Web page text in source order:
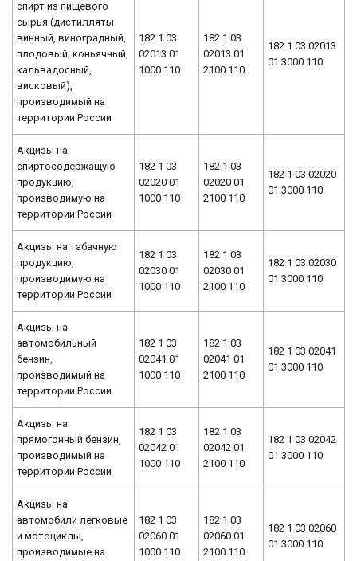
спирт из пищевого
сырья (дистилляты
винный, виноградный,
плодовый, коньячный,
кальвадосный,
висковый),
производимый на
территории России
182 1 03
02013 01
1000 110
182 1 03
02013 01
2100 110
182 1 03 02013
01 3000 110
Акцизы на
спиртосодержащую
продукцию,
производимую на
территории России
182 1 03
02020 01
1000 110
182 1 03
02020 01
2100 110
182 1 03 02020
01 3000 110
Акцизы на табачную
продукцию,
производимую на
территории России
182 1 03
02030 01
1000 110
182 1 03
02030 01
2100 110
182 1 03 02030
01 3000 110
Акцизы на
автомобильный
бензин,
производимый на
территории России
182 1 03
02041 01
1000 110
182 1 03
02041 01
2100 110
182 1 03 02041
01 3000 110
Акцизы на
прямогонный бензин,
производимый на
территории России
182 1 03
02042 01
1000 110
182 1 03
02042 01
2100 110
182 1 03 02042
01 3000 110
Акцизы на
автомобили легковые
и мотоциклы,
производимые на
182 1 03
02060 01
1000 110
182 1 03
02060 01
2100 110
182 1 03 02060
01 3000 110